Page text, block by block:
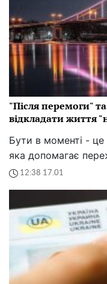
"Після перемоги"
відкладати життя
Бути в моменті - це
яка допомагає
12:38 17.01